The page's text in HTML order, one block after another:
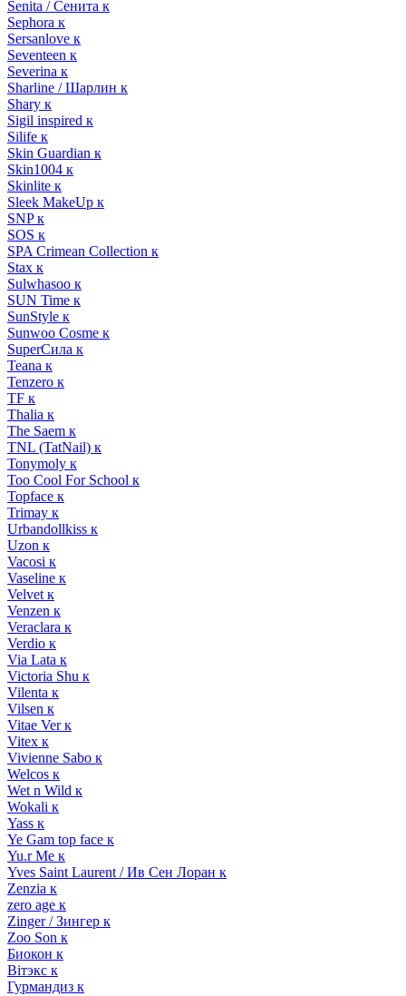
Senita / Сенита к
Sephora к
Sersanlove к
Seventeen к
Severina к
Sharline / Шарлин к
Shary к
Sigil inspired к
Silife к
Skin Guardian к
Skin1004 к
Skinlite к
Sleek MakeUp к
SNP к
SOS к
SPA Crimean Collection к
Stax к
Sulwhasoo к
SUN Time к
SunStyle к
Sunwoo Cosme к
SuperСила к
Teana к
Tenzero к
TF к
Thalia к
The Saem к
TNL (TatNail) к
Tonymoly к
Too Cool For School к
Topface к
Trimay к
Urbandollkiss к
Uzon к
Vacosi к
Vaseline к
Velvet к
Venzen к
Veraclara к
Verdio к
Via Lata к
Victoria Shu к
Vilenta к
Vilsen к
Vitae Ver к
Vitex к
Vivienne Sabo к
Welcos к
Wet n Wild к
Wokali к
Yass к
Ye Gam top face к
Yu.r Me к
Yves Saint Laurent / Ив Сен Лоран к
Zenzia к
zero age к
Zinger / Зингер к
Zoo Son к
Биокон к
Вiтэкс к
Гурмандиз к